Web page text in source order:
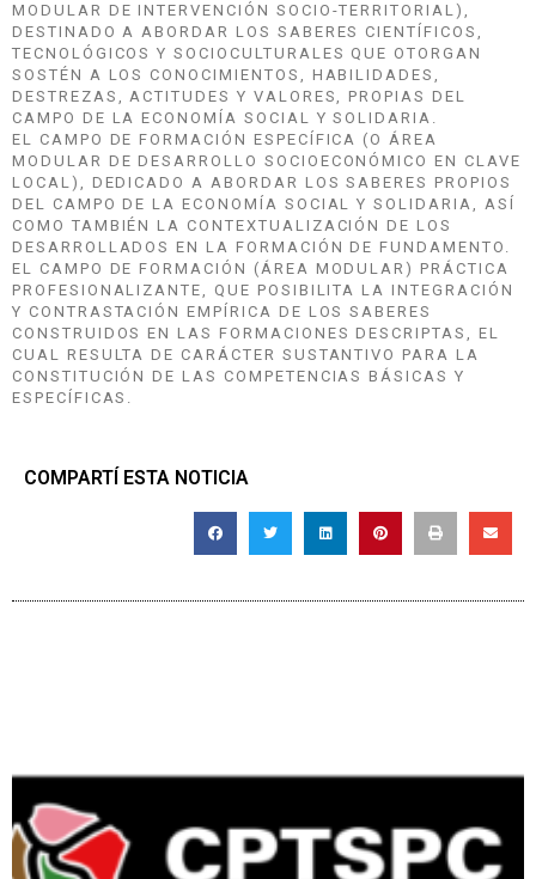
MODULAR DE INTERVENCIÓN SOCIO-TERRITORIAL),
DESTINADO A ABORDAR LOS SABERES CIENTÍFICOS,
TECNOLÓGICOS Y SOCIOCULTURALES QUE OTORGAN
SOSTÉN A LOS CONOCIMIENTOS, HABILIDADES,
DESTREZAS, ACTITUDES Y VALORES, PROPIAS DEL
CAMPO DE LA ECONOMÍA SOCIAL Y SOLIDARIA.
EL CAMPO DE FORMACIÓN ESPECÍFICA (O ÁREA
MODULAR DE DESARROLLO SOCIOECONÓMICO EN CLAVE
LOCAL), DEDICADO A ABORDAR LOS SABERES PROPIOS
DEL CAMPO DE LA ECONOMÍA SOCIAL Y SOLIDARIA, ASÍ
COMO TAMBIÉN LA CONTEXTUALIZACIÓN DE LOS
DESARROLLADOS EN LA FORMACIÓN DE FUNDAMENTO.
EL CAMPO DE FORMACIÓN (ÁREA MODULAR) PRÁCTICA
PROFESIONALIZANTE, QUE POSIBILITA LA INTEGRACIÓN
Y CONTRASTACIÓN EMPÍRICA DE LOS SABERES
CONSTRUIDOS EN LAS FORMACIONES DESCRIPTAS, EL
CUAL RESULTA DE CARÁCTER SUSTANTIVO PARA LA
CONSTITUCIÓN DE LAS COMPETENCIAS BÁSICAS Y
ESPECÍFICAS.
COMPARTÍ ESTA NOTICIA